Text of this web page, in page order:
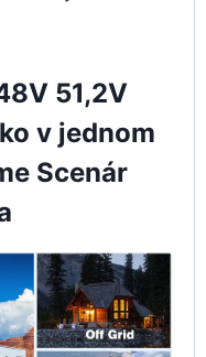
51,2V
v jednom
Scenár